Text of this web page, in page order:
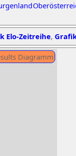
Elo-Zeitreihe,